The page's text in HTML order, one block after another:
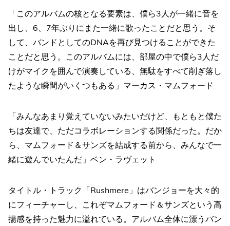
「このアルバムの核となる要素は、僕ら3人が一緒に音を
出し、6、7年ぶりにまた一緒に歌ったことだと思う。そ
して、バンドとしてのDNAを再び見つけることができた
ことだと思う。このアルバムには、部屋の中で僕ら3人だ
けがマイクを囲んで演奏している、無駄をすべて削ぎ落し
たような瞬間がいくつもある」マーカス・マムフォード
「みんなあまり覚えていないみたいだけど、もともと僕た
ちは友達で、ただコラボレーションする関係だった。だか
ら、マムフォード＆サンズを結成する前から、みんなで一
緒に遊んでいたんだ」ベン・ラヴェット
タイトル・トラック「Rushmere」はバンジョーを大々的
にフィーチャーし、これぞマムフォード＆サンズという高
揚感を持った魅力に溢れている。アルバム全体に漂うバン